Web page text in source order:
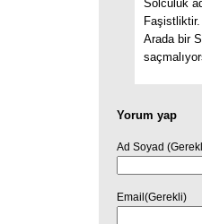
Solculuk
Faşistliktir.
Arada bir
Yorum yap
Ad Soyad
Email(Gerekli)